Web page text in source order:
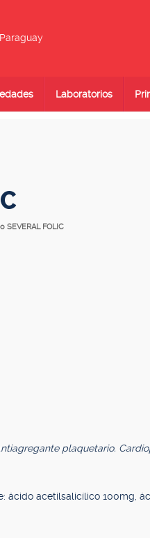
Paraguay
Laboratorios
SEVERAL FOLIC
plaquetario.
ácido acetilsalicílico 100mg,